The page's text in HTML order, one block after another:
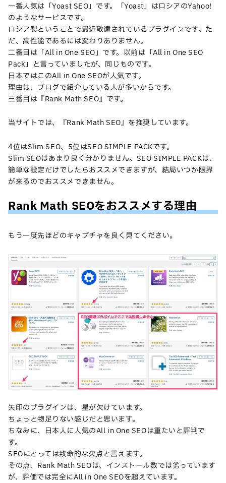
一番人気は「Yoast SEO」です。「Yoast」はロシアのYahoo!
のようなサービスです。
ロシア製ということで最近敬遠されているプラグインです。た
だ、高性能であるには変わりありません。
二番目は「All in One SEO」です。以前は「All in One SEO
Pack」と言っていましたが、同じものです。
日本ではこのAll in One SEOが人気です。
理由は、ブログで紹介している人が多いからです。
三番目は『Rank Math SEO』です。
当サイトでは、『Rank Math SEO』を推奨しています。
4位はSlim SEO、5位はSEO SIMPLE PACKです。
Slim SEOはあまり良く分かりません。SEO SIMPLE PACKは、
簡単な設定だけでしたらおススメできますが、結局いつか限界
が来るのでおススメできません。
Rank Math SEOをおススメする理由
もう一度先ほどのキャプチャを良く見てください。
矢印のプラグインは、星が欠けています。
ちょっと物足りない感じだと思います。
ちなみに、日本人に人気のAll in One SEOは重たいと評判で
す。
SEOにとっては致命的な欠点と言えます。
その点、Rank Math SEOは、インストール数では劣っています
が、評価では完全にAll in One SEOを超えています。